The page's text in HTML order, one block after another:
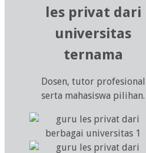
les privat dari
universitas
ternama
Dosen, tutor profesional
serta mahasiswa pilihan.